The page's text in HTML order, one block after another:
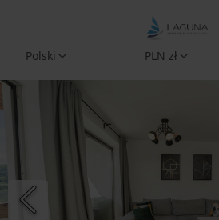
Polski PLN zł